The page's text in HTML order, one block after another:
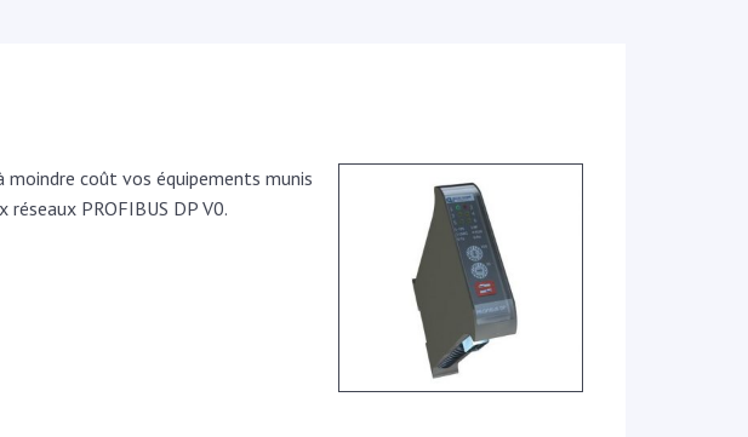
coût vos équipements munis
réseaux PROFIBUS DP V0.